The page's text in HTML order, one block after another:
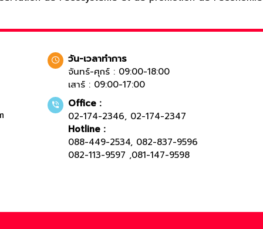
วัน-เวลาทำการ
จันทร์-ศุกร์ : 09:00-18:00
เสาร์ : 09:00-17:00
Office :
02-174-2346, 02-174-2347
Hotline :
088-449-2534, 082-837-9596
082-113-9597 ,081-147-9598